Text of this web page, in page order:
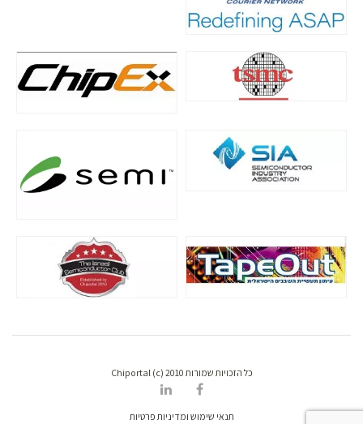
כל הזכויות שמורות Chiportal (c) 2010
תנאי שימוש ומדיניות פרטיות